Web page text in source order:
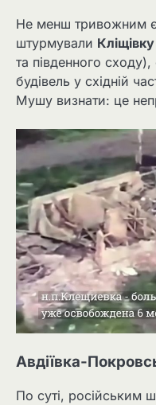
Не менш тривожним
штурмували Кліщівку
та південного
будівель у східній
Мушу визнати: це
Авдіївка-
По суті, російським